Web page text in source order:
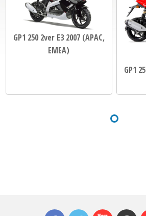
GP1 250 2ver E3 2007 (APAC,
EMEA)
GP1